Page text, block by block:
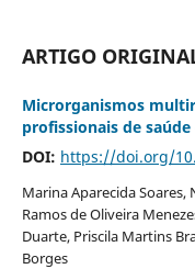
ARTIGO
Microrganismos
profissionais de
DOI: https://doi.org/
Marina Aparecida
Ramos de Oliveira
Duarte, Priscila Martins
Borges